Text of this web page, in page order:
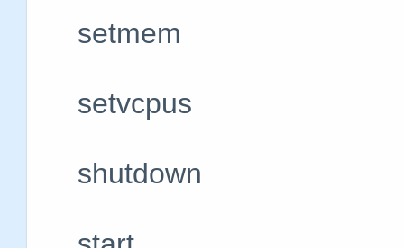
setmem #改
setvcpus #更
shutdown #